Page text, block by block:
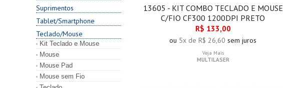
Suprimentos
Tablet/Smartphone
Teclado/Mouse
Kit Teclado e Mouse
Mouse
Mouse Pad
Mouse sem Fio
13605 - KIT COMBO TECLADO E MOUSE
C/FIO CF300 1200DPI PRETO
R$ 133,00
ou 5x de R$ 26,60 sem juros
Veja Mais
MULTILASER